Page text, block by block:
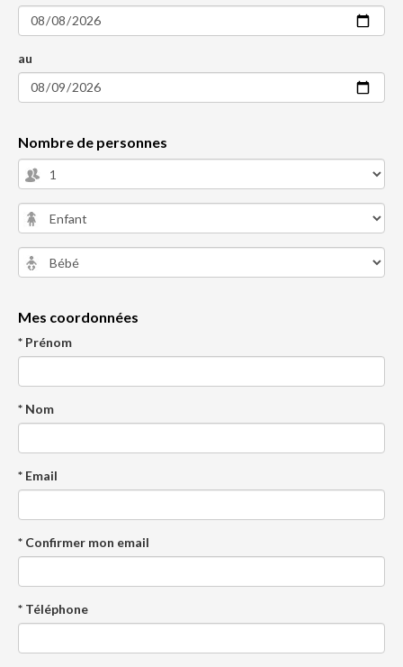
au
Nombre de personnes
Mes coordonnées
* Prénom
* Nom
* Email
* Confirmer mon email
* Téléphone